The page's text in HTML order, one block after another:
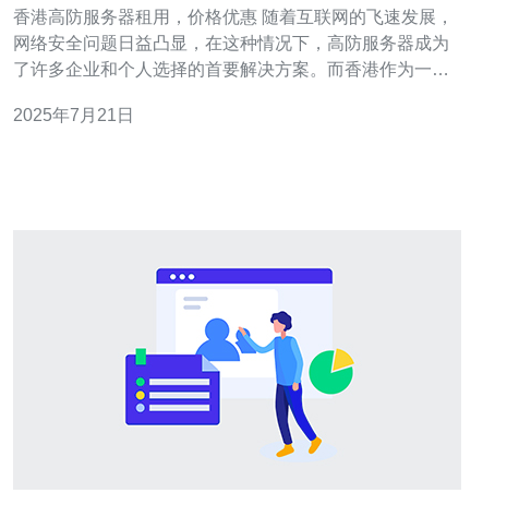
香港高防服务器租用，价格优惠 随着互联网的飞速发展，
网络安全问题日益凸显，在这种情况下，高防服务器成为
了许多企业和个人选择的首要解决方案。而香港作为一个
许多人租用高防服务器的首选之地。 香港高防服务器的优
2025年7月21日